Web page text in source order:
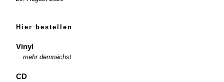
Hier bestellen
Vinyl
mehr demnächst
CD